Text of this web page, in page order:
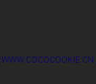
WWW.COCOCOOKIE.CN